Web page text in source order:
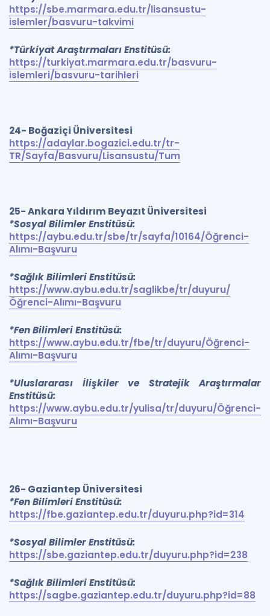
https://sbe.marmara.edu.tr/lisansustu-
islemler/basvuru-takvimi
*Türkiyat Araştırmaları Enstitüsü:
https://turkiyat.marmara.edu.tr/basvuru-
islemleri/basvuru-tarihleri
24- Boğaziçi Üniversitesi
https://adaylar.bogazici.edu.tr/tr-
TR/Sayfa/Basvuru/Lisansustu/Tum
25- Ankara Yıldırım Beyazıt Üniversitesi
*Sosyal Bilimler Enstitüsü:
https://aybu.edu.tr/sbe/tr/sayfa/10164/Öğrenci-
Alımı-Başvuru
*Sağlık Bilimleri Enstitüsü:
https://www.aybu.edu.tr/saglikbe/tr/duyuru/
Öğrenci-Alımı-Başvuru
*Fen Bilimleri Enstitüsü:
https://www.aybu.edu.tr/fbe/tr/duyuru/Öğrenci-
Alımı-Başvuru
*Uluslararası İlişkiler ve Stratejik Araştırmalar
Enstitüsü:
https://www.aybu.edu.tr/yulisa/tr/duyuru/Öğrenci-
Alımı-Başvuru
26- Gaziantep Üniversitesi
*Fen Bilimleri Enstitüsü:
https://fbe.gaziantep.edu.tr/duyuru.php?id=314
*Sosyal Bilimler Enstitüsü:
https://sbe.gaziantep.edu.tr/duyuru.php?id=238
*Sağlık Bilimleri Enstitüsü:
https://sagbe.gaziantep.edu.tr/duyuru.php?id=88